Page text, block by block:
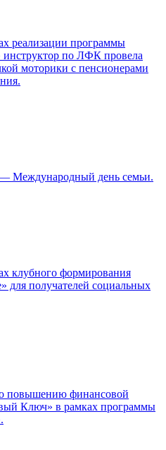
реализации программы
инструктор по ЛФК провела
моторики с пенсионерами
Международный день семьи.
клубного формирования
для получателей социальных
повышению финансовой
Ключ» в рамках программы